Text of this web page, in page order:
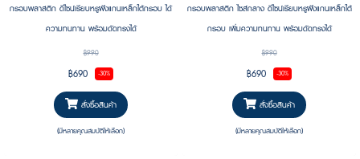
กรอบพลาสติก ดีไซน์เรียบหรูฝังแกนเหล็กใต้กรอบ ได้
ความทนทาน พร้อมดัดทรงได้
฿990
฿690 -30%
สั่งซื้อสินค้า
(มีหลายคุณสมบัติให้เลือก)
กรอบพลาสติก ไซส์กลาง ดีไซน์เรียบหรูฝังแกนเหล็กใต้
กรอบ เพิ่มความทนทาน พร้อมดัดทรงได้
฿990
฿690 -30%
สั่งซื้อสินค้า
(มีหลายคุณสมบัติให้เลือก)